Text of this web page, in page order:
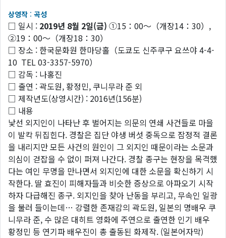
상영작 : 곡성
□ 일시 : 2019년 8월 2일(금) ①15：00～（개장14：30）,
②19：00～（개장18：30）
□ 장소 : 한국문화원 한마당홀（도쿄도 신주쿠구 요쓰야 4-4-
10 TEL 03-3357-5970）
□ 감독 : 나홍진
□ 출연 : 곽도원, 황정민, 쿠니무라 준 외
□ 제작년도(상영시간) : 2016년(156분)
□ 내용
낯선 외지인이 나타난 후 벌어지는 의문의 연쇄 사건들로 마을
이 발칵 뒤집힌다. 경찰은 집단 야생 버섯 중독으로 잠정적 결론
을 내리지만 모든 사건의 원인이 그 외지인 때문이라는 소문과
의심이 걷잡을 수 없이 퍼져 나간다. 경찰 종구는 현장을 목격했
다는 여인 무명을 만나면서 외지인에 대한 소문을 확신하기 시
작한다. 딸 효진이 피해자들과 비슷한 증상으로 아파오기 시작
하자 다급해진 종구. 외지인을 찾아 난동을 부리고, 무속인 일광
을 불러 들이는데… 강렬한 존재감의 곽도원, 일본의 명배우 쿠
니무라 준, 수 많은 대히트 영화에 주연으로 출연한 인기 배우
황정민 등 연기파 배우진이 총 출동된 화제작. (일본어자막)